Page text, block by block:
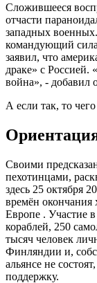
Сложившееся
отчасти
западных
командующий
заявил, что
драке» с Россией.
война», - добавил
А если так, то
Своими
пехотинцами,
здесь 25 октября
времён
Европе . Участие
кораблей, 250
тысяч человек
Финляндии и,
альянсе не
поддержку.